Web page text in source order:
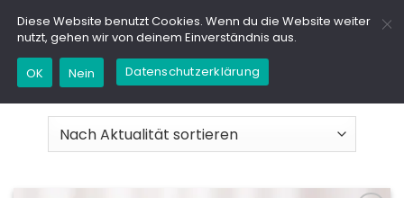
Inhalt
springen
Diese Website benutzt Cookies. Wenn du die Website weiter
nutzt, gehen wir von deinem Einverständnis aus.
OK Nein Datenschutzerklärung